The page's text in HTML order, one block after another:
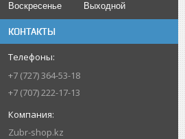
Воскресенье
Выходной
КОНТАКТЫ
+7 (727) 364-53-18
+7 (707) 222-17-13
Zubr-shop.kz